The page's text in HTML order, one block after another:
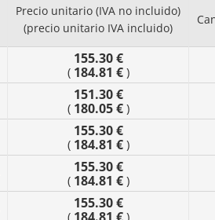
Precio unitario (IVA no incluido)
(precio unitario IVA incluido)
155.30 €
( 184.81 €)
151.30 €
( 180.05 €)
155.30 €
( 184.81 €)
155.30 €
( 184.81 €)
155.30 €
( )